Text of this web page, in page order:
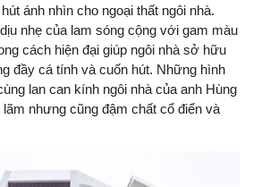
ánh nhìn cho ngoại thất ngôi nhà.
nhẹ của lam sóng cộng với gam màu
cách hiện đại giúp ngôi nhà sở hữu
đầy cá tính và cuốn hút. Những hình
lan can kính ngôi nhà của anh Hùng
nhưng cũng đậm chất cổ điển và